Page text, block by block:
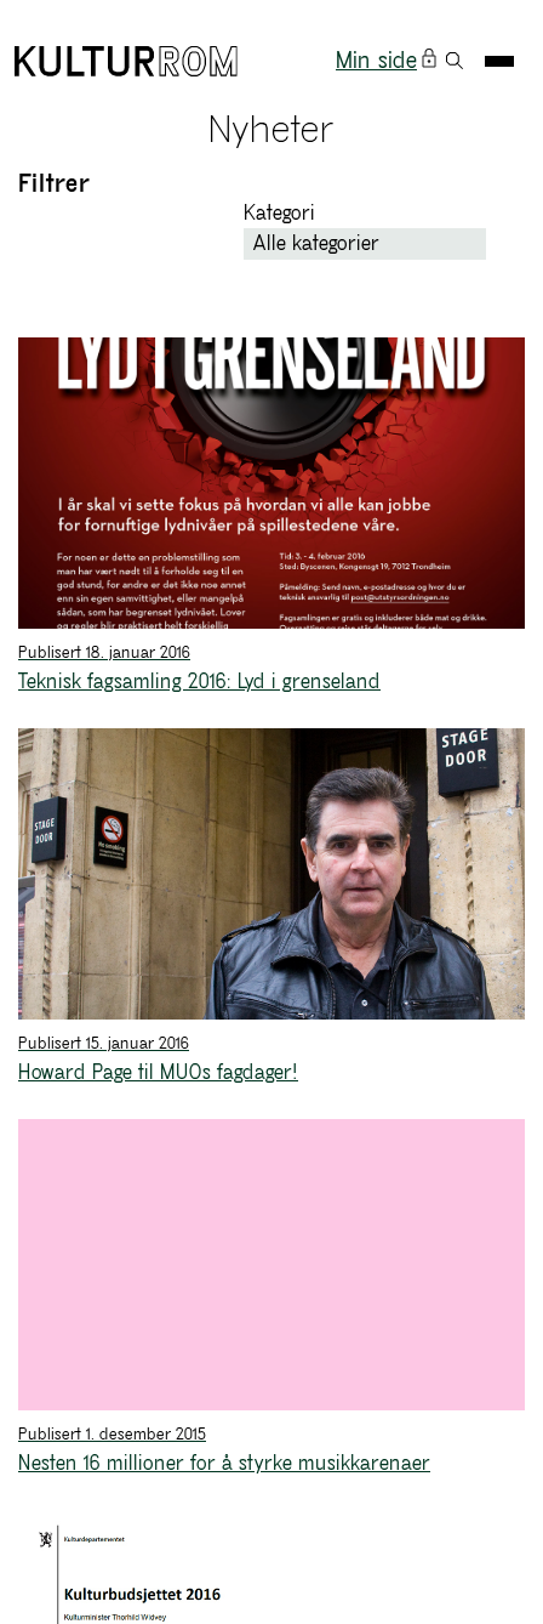
Min side
Nyheter
Filtrer
Kategori
Publisert 18. januar 2016
Teknisk fagsamling 2016: Lyd i grenseland
Publisert 15. januar 2016
Howard Page til MUOs fagdager!
Publisert 1. desember 2015
Nesten 16 millioner for å styrke musikkarenaer